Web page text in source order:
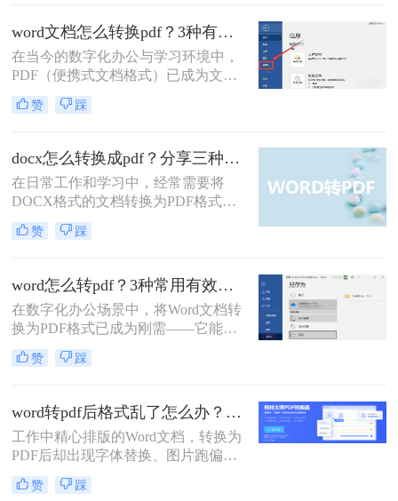
档编辑工具，我们经常需要将其编辑
好的文档转换为PDF。无论是为了提
交作业、发送简历，还是发布报告，
一个高质量的PDF转换至关重要。
word文档怎么转换pdf？3种有效方法详解！
在当今的数字化办公与学习环境中，
PDF（便携式文档格式）已成为文件
分发、打印和归档的事实标准。它能
够完美保留原始文档的格式、字体和
效果都完全一致。相比之下，Word文
档则可能因软件版本、字体缺失或设
置差异而出现排版错乱。因此，将
Word文档转换为PDF是一项高频且至
关重要的技能。那么word文档怎么转
换pdf呢？
赞 踩
docx怎么转换成pdf？分享三种常见转换方法！
在日常工作和学习中，经常需要将
DOCX格式的文档转换为PDF格式，
以确保在不同设备和软件上的格式一
致性。那么docx怎么转换成pdf呢？本
方法。
赞 踩
word怎么转pdf？3种常用有效方法！
在数字化办公场景中，将Word文档转
换为PDF格式已成为刚需——它能确
保文档格式稳定、防止篡改，同时便
于跨平台共享与打印。那么word怎么
告干扰的转换方案，精选3种被百度
搜索收录率高的方法。每个步骤均经
实测验证，附带操作图标指引，助你
10分钟内搞定转换，避免踩坑！
赞 踩
word转pdf后格式乱了怎么办？5种高效修复方法（2026实测指南）
工作中精心排版的Word文档，转换为
PDF后却出现字体替换、图片跑偏、
表格错位、页数增多等"排版灾难"，
不仅影响专业形象，更可能因格式问
赞 踩